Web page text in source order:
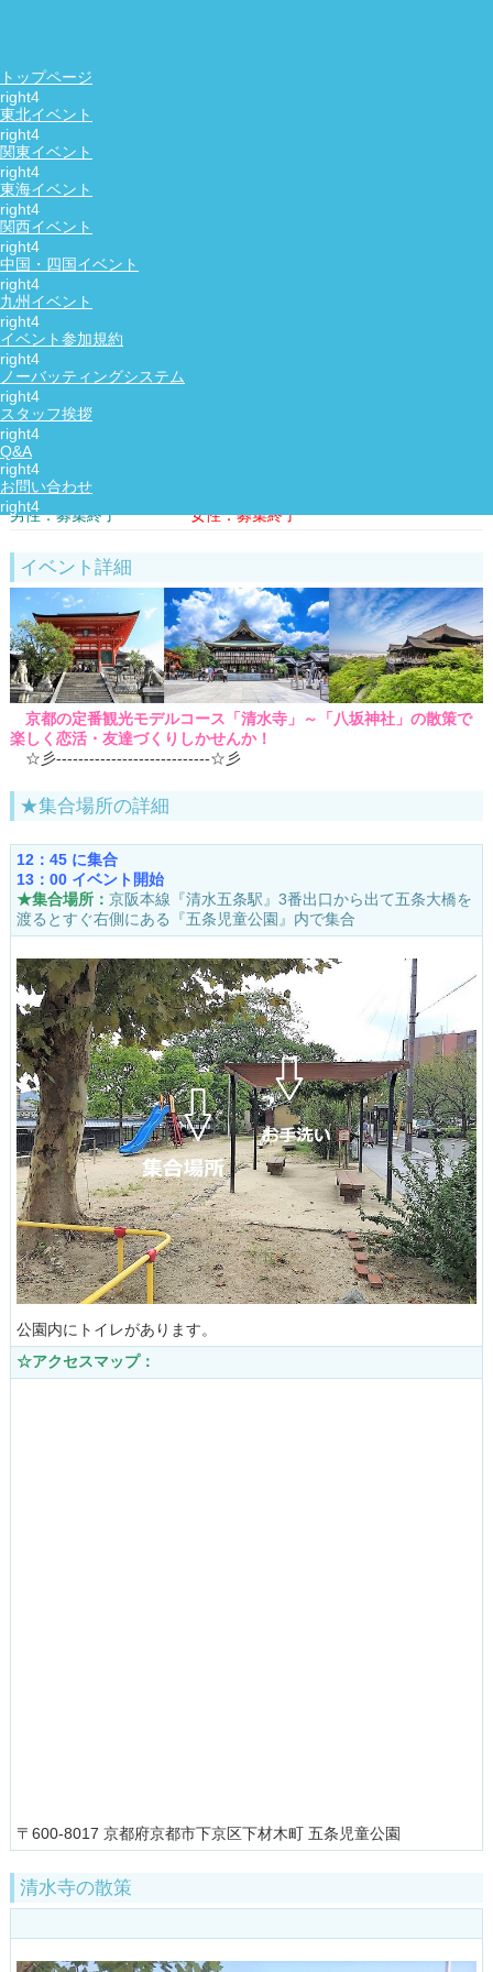
トップページ
東北イベント
関東イベント
東海イベント
関西イベント
中国・四国イベント
九州イベント
イベント参加規約
ノーバッティングシステム
スタッフ挨拶
Q&A
お問い合わせ
NewDay
8/29 清水寺～八坂神社の恋活・友達作り散策コン
日時：
8月29日（土） 13：00～16：30
参加費：
男性：5600円 女性：3000円 （拝観料込み）
割引：
1人参加限定！
参加年齢：
男性：36～54歳 女性：36～54歳
予定人数：
12～16人 男女半々
募集状況：
男性：募集終了
女性：募集終了
イベント詳細
京都の定番観光モデルコース「清水寺」～「八坂神社」の散策で
楽しく恋活・友達づくりしかせんか！
☆彡----------------------------☆彡
★集合場所の詳細
12：45 に集合
13：00 イベント開始
★集合場所： 京阪本線『清水五条駅』3番出口から出て五条大橋を
渡るとすぐ右側にある『五条児童公園』内で集合
公園内にトイレがあります。
☆アクセスマップ：
〒600-8017 京都府京都市下京区下材木町 五条児童公園
清水寺の散策